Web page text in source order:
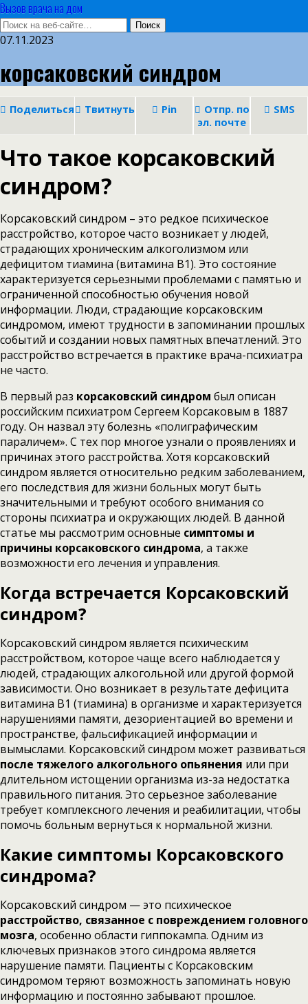
Вызов врача на дом
07.11.2023
корсаковский синдром
Поделиться Твитнуть Pin
Отпр. по
эл. почте
SMS
Что такое корсаковский
синдром?
Корсаковский синдром – это редкое психическое
расстройство, которое часто возникает у людей,
страдающих хроническим алкоголизмом или
дефицитом тиамина (витамина В1). Это состояние
характеризуется серьезными проблемами с памятью и
ограниченной способностью обучения новой
информации. Люди, страдающие корсаковским
синдромом, имеют трудности в запоминании прошлых
событий и создании новых памятных впечатлений. Это
расстройство встречается в практике врача-психиатра
не часто.
В первый раз корсаковский синдром был описан
российским психиатром Сергеем Корсаковым в 1887
году. Он назвал эту болезнь «полиграфическим
параличем». С тех пор многое узнали о проявлениях и
причинах этого расстройства. Хотя корсаковский
синдром является относительно редким заболеванием,
его последствия для жизни больных могут быть
значительными и требуют особого внимания со
стороны психиатра и окружающих людей. В данной
статье мы рассмотрим основные симптомы и
причины корсаковского синдрома, а также
возможности его лечения и управления.
Когда встречается Корсаковский
синдром?
Корсаковский синдром является психическим
расстройством, которое чаще всего наблюдается у
людей, страдающих алкогольной или другой формой
зависимости. Оно возникает в результате дефицита
витамина В1 (тиамина) в организме и характеризуется
нарушениями памяти, дезориентацией во времени и
пространстве, фальсификацией информации и
вымыслами. Корсаковский синдром может развиваться
после тяжелого алкогольного опьянения или при
длительном истощении организма из-за недостатка
правильного питания. Это серьезное заболевание
требует комплексного лечения и реабилитации, чтобы
помочь больным вернуться к нормальной жизни.
Какие симптомы Корсаковского
синдрома?
Корсаковский синдром — это психическое
расстройство, связанное с повреждением головного
мозга, особенно области гиппокампа. Одним из
ключевых признаков этого синдрома является
нарушение памяти. Пациенты с Корсаковским
синдромом теряют возможность запоминать новую
информацию и постоянно забывают прошлое.